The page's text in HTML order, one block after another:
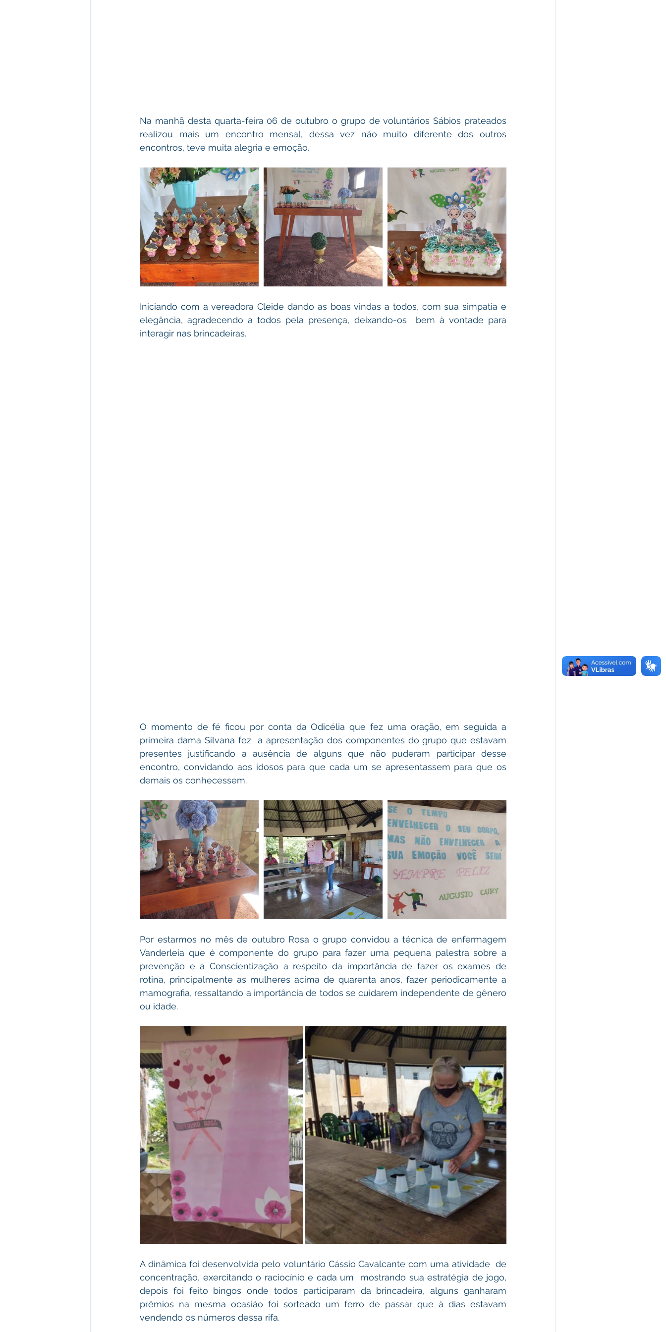
Na manhã desta quarta-feira 06 de outubro o grupo de voluntários Sábios prateados
realizou mais um encontro mensal, dessa vez não muito diferente dos outros
encontros, teve muita alegria e emoção.
Iniciando com a vereadora Cleide dando as boas vindas a todos, com sua simpatia e
elegância, agradecendo a todos pela presença, deixando-os  bem à vontade para
interagir nas brincadeiras.
O momento de fé ficou por conta da Odicélia que fez uma oração, em seguida a
primeira dama Silvana fez  a apresentação dos componentes do grupo que estavam
presentes justificando a ausência de alguns que não puderam participar desse
encontro, convidando aos idosos para que cada um se apresentassem para que os
demais os conhecessem.
Por estarmos no mês de outubro Rosa o grupo convidou a técnica de enfermagem
Vanderleia que é componente do grupo para fazer uma pequena palestra sobre a
prevenção e a Conscientização a respeito da importância de fazer os exames de
rotina, principalmente as mulheres acima de quarenta anos, fazer periodicamente a
mamografia, ressaltando a importância de todos se cuidarem independente de gênero
ou idade.
A dinâmica foi desenvolvida pelo voluntário Cássio Cavalcante com uma atividade  de
concentração, exercitando o raciocínio e cada um  mostrando sua estratégia de jogo,
depois foi feito bingos onde todos participaram da brincadeira, alguns ganharam
prêmios na mesma ocasião foi sorteado um ferro de passar que à dias estavam
vendendo os números dessa rifa.